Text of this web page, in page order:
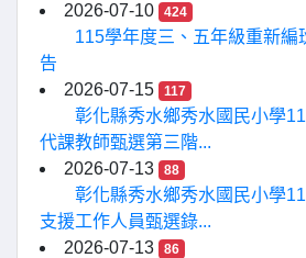
2026-07-10
424
115學年度三、五年級重新編
告
2026-07-15
117
彰化縣秀水鄉秀水國民小學
代課教師甄選第三階...
2026-07-13
88
彰化縣秀水鄉秀水國民小學
支援工作人員甄選錄...
2026-07-13
86